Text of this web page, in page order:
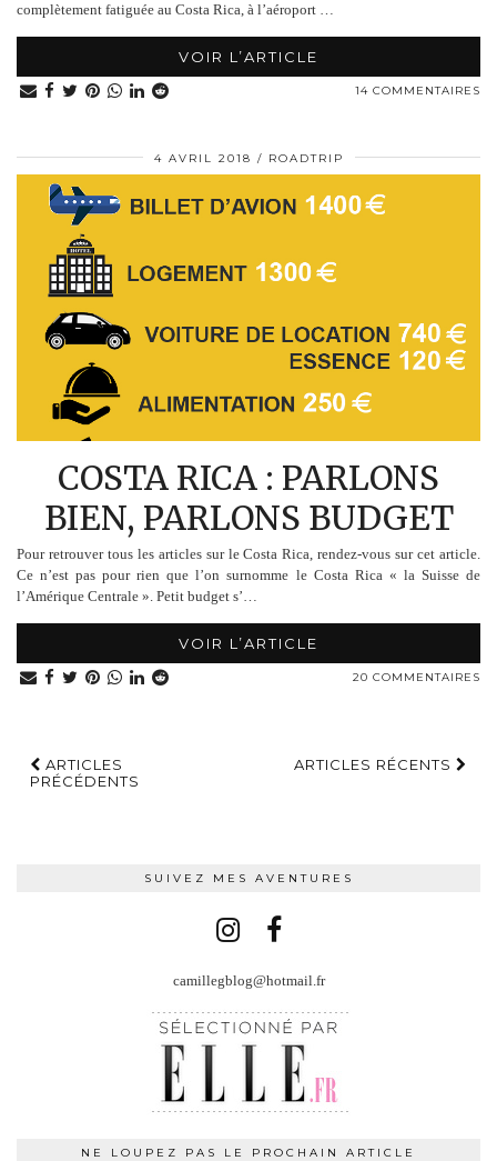
complètement fatiguée au Costa Rica, à l’aéroport …
VOIR L’ARTICLE
14 COMMENTAIRES
4 AVRIL 2018 ROADTRIP
COSTA RICA : PARLONS
BIEN, PARLONS BUDGET
Pour retrouver tous les articles sur le Costa Rica, rendez-vous sur cet article.
Ce n’est pas pour rien que l’on surnomme le Costa Rica « la Suisse de
l’Amérique Centrale ». Petit budget s’…
VOIR L’ARTICLE
20 COMMENTAIRES
ARTICLES
PRÉCÉDENTS
ARTICLES RÉCENTS
SUIVEZ MES AVENTURES
camillegblog@hotmail.fr
NE LOUPEZ PAS LE PROCHAIN ARTICLE